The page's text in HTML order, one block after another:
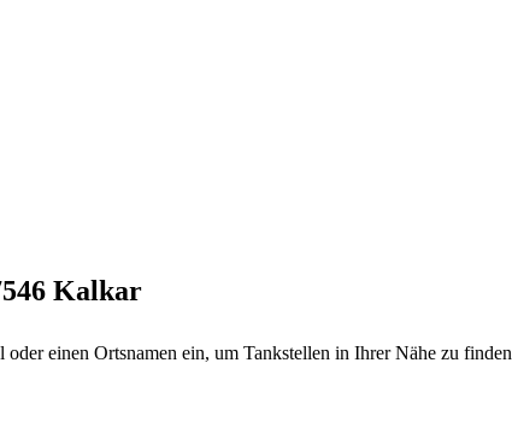
Kalkar
oder einen Ortsnamen ein, um Tankstellen in Ihrer Nähe zu finden